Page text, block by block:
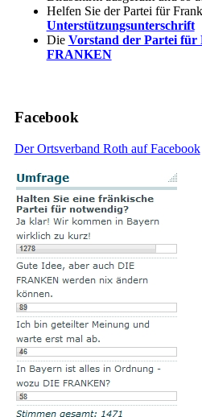
Helfen Sie der Partei für
Unterstützungsunterschrift
Die Vorstand der Partei für
FRANKEN
Facebook
Der Ortsverband Roth auf Facebook